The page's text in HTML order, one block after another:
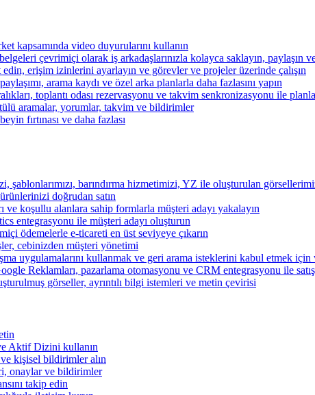
kapsamında video duyurularını kullanın
çevrimiçi olarak iş arkadaşlarınızla kolayca saklayın, paylaşın
erişim izinlerini ayarlayın ve görevler ve projeler üzerinde çalışın
arama kaydı ve özel arka planlarla daha fazlasını yapın
toplantı odası rezervasyonu ve takvim senkronizasyonu ile
aramalar, yorumlar, takvim ve bildirimler
fırtınası ve daha fazlası
barındırma hizmetimizi, YZ ile oluşturulan
doğrudan satın
koşullu alanlara sahip formlarla müşteri adayı yakalayın
entegrasyonu ile müşteri adayı oluşturun
ödemelerle e-ticareti en üst seviyeye çıkarın
cebinizden müşteri yönetimi
uygulamalarını kullanmak ve geri arama isteklerini kabul etmek
Reklamları, pazarlama otomasyonu ve CRM entegrasyonu ile
görseller, ayrıntılı bilgi istemleri ve metin çevirisi
Aktif Dizini kullanın
kişisel bildirimler alın
onaylar ve bildirimler
takip edin